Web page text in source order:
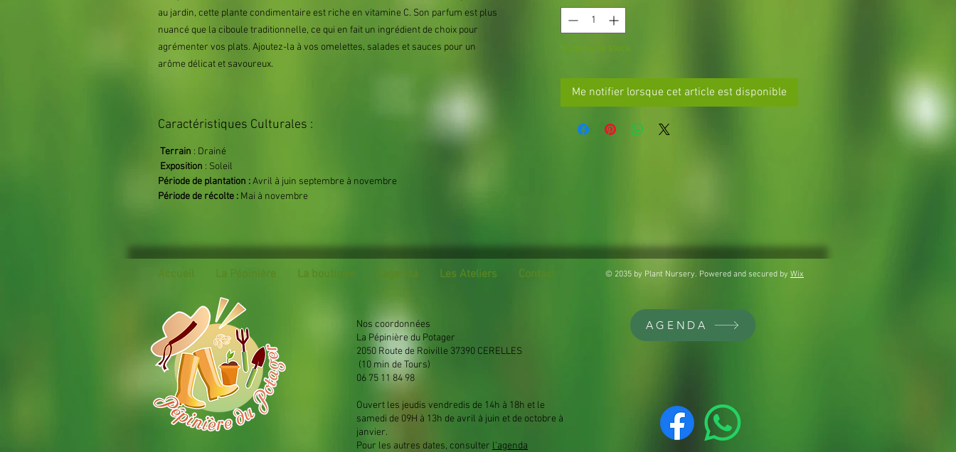
au jardin, cette plante condimentaire est riche en vitamine C. Son parfum est plus
nuancé que la ciboule traditionnelle, ce qui en fait un ingrédient de choix pour
agrémenter vos plats. Ajoutez-la à vos omelettes, salades et sauces pour un
arôme délicat et savoureux.
Caractéristiques Culturales :
Terrain : Drainé
Exposition : Soleil
Période de plantation :Avril à juin septembre à novembre
Période de récolte : Mai à novembre
Rupture de stock
Me notifier lorsque cet article est disponible
Accueil La boutique Les Ateliers Contact © 2035 by Plant Nursery. Powered and secured by Wix
Nos coordonnées
La Pépinière du Potager
2050 Route de Roiville 37390 CERELLES
(10 min de Tours)
06 75 11 84 98
Ouvert les jeudis vendredis de 14h à 18h et le
samedi de 09H à 13h de avril à juin et de octobre à
janvier.
Pour les autres dates, consulter l'agenda
AGENDA